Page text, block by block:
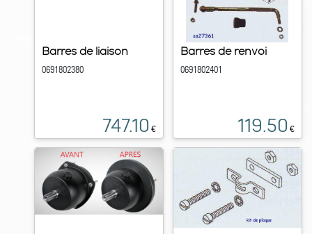
Barres de liaison
0691802380
747.10 €
Barres de renvoi
0691802401
119.50 €